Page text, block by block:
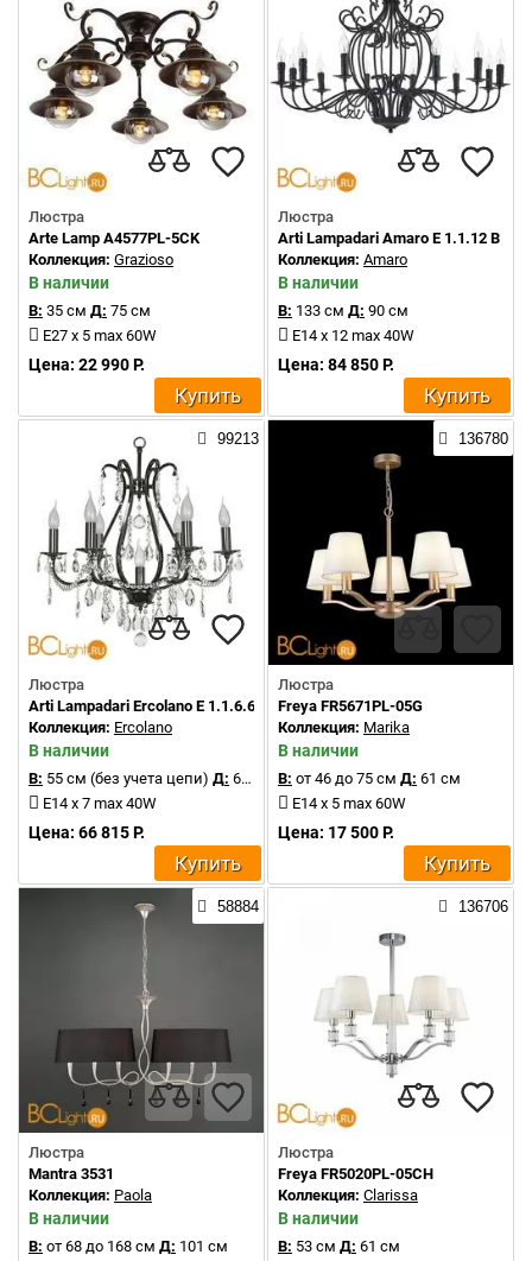
Люстра
Arte Lamp A4577PL-5CK
Коллекция: Grazioso
В наличии
В: 35 см Д: 75 см
E27 x 5 max 60W
Цена: 22 990 Р.
Купить
Люстра
Arti Lampadari Amaro E 1.1.12 B
Коллекция: Amaro
В наличии
В: 133 см Д: 90 см
E14 x 12 max 40W
Цена: 84 850 Р.
Купить
99213
Люстра
Arti Lampadari Ercolano E 1.1.6.601 N
Коллекция: Ercolano
В наличии
В: 55 см (без учета цепи) Д: 60 см
E14 x 7 max 40W
Цена: 66 815 Р.
Купить
136780
Люстра
Freya FR5671PL-05G
Коллекция: Marika
В наличии
В: от 46 до 75 см Д: 61 см
E14 x 5 max 60W
Цена: 17 500 Р.
Купить
58884
Люстра
Mantra 3531
Коллекция: Paola
В наличии
В: от 68 до 168 см Д: 101 см
136706
Люстра
Freya FR5020PL-05CH
Коллекция: Clarissa
В наличии
В: 53 см Д: 61 см